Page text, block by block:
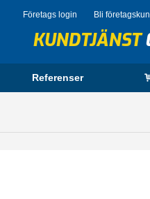
Företags login Bli
KUNDTJÄNST
Referenser